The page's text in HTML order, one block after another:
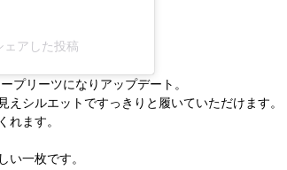
アした投稿
プリーツになりアップデート。
シルエットですっきりと履いていただけます。
れます。
い一枚です。